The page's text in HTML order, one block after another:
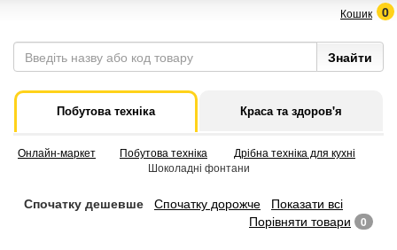
Кошик 0
Побутова техніка Краса та здоров'я
Онлайн-маркет Побутова техніка
Дрібна техніка для кухні
Шоколадні фонтани
Спочатку дешевше Спочатку дорожче
Показати всі
Порівняти товари
0